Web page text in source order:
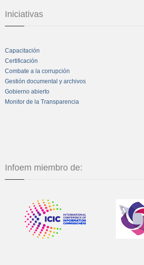
Iniciativas
Capacitación
Certificación
Combate a la corrupción
Gestión documental y archivos
Gobierno abierto
Monitor de la Transparencia
Infoem miembro de: